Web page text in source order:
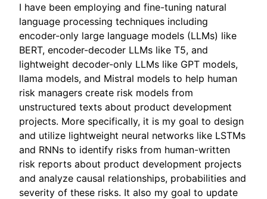
I have been employing and fine-tuning natural
language processing techniques including
encoder-only large language models (LLMs) like
BERT, encoder-decoder LLMs like T5, and
lightweight decoder-only LLMs like GPT models,
llama models, and Mistral models to help human
risk managers create risk models from
unstructured texts about product development
projects. More specifically, it is my goal to design
and utilize lightweight neural networks like LSTMs
and RNNs to identify risks from human-written
risk reports about product development projects
and analyze causal relationships, probabilities and
severity of these risks. It also my goal to update